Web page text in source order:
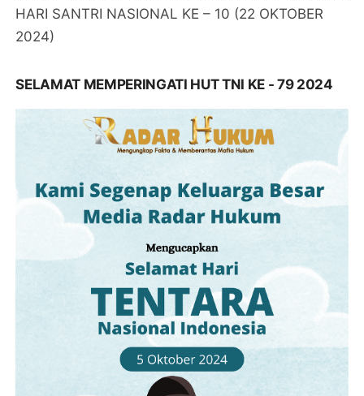
HARI SANTRI NASIONAL KE – 10 (22 OKTOBER
2024)
SELAMAT MEMPERINGATI HUT TNI KE - 79 2024